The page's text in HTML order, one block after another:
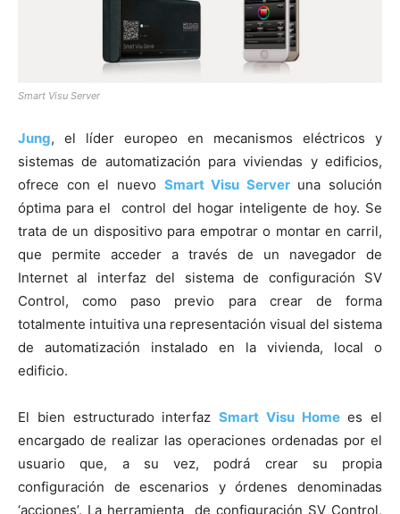
Smart Visu Server
Jung, el líder europeo en mecanismos eléctricos y
sistemas de automatización para viviendas y edificios,
ofrece con el nuevo Smart Visu Serveruna solución
óptima para el control del hogar inteligente de hoy. Se
trata de un dispositivo para empotrar o montar en carril,
que permite acceder a través de un navegador de
Internet al interfaz del sistema de configuración SV
Control, como paso previo para crear de forma
totalmente intuitiva una representación visual del sistema
de automatización instalado en la vivienda, local o
edificio.
El bien estructurado interfaz Smart Visu Homees el
encargado de realizar las operaciones ordenadas por el
usuario que, a su vez, podrá crear su propia
configuración de escenarios y órdenes denominadas
‘acciones’. La herramienta de configuración SV Control,